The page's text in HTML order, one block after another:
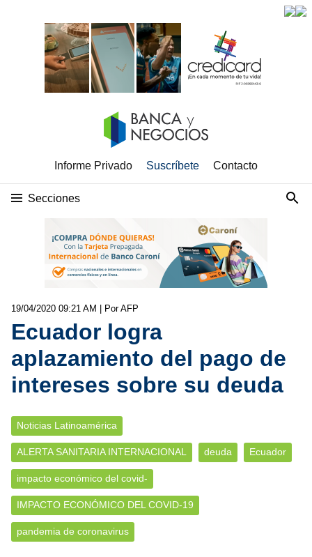
Informe Privado Suscríbete Contacto
Secciones
19/04/2020 09:21 AM | Por AFP
Ecuador logra
aplazamiento del pago de
intereses sobre su deuda
Noticias Latinoamérica
ALERTA SANITARIA INTERNACIONAL deuda Ecuador
impacto económico del covid-
IMPACTO ECONÓMICO DEL COVID-19
pandemia de coronavirus